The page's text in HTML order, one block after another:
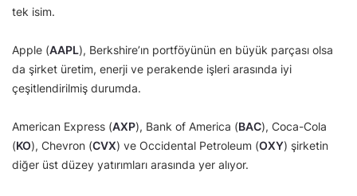
tek isim.
Apple (AAPL), Berkshire’ın portföyünün en büyük parçası olsa
da şirket üretim, enerji ve perakende işleri arasında iyi
çeşitlendirilmiş durumda.
American Express (AXP), Bank of America (BAC), Coca-Cola
(KO), Chevron (CVX) ve Occidental Petroleum (OXY) şirketin
diğer üst düzey yatırımları arasında yer alıyor.